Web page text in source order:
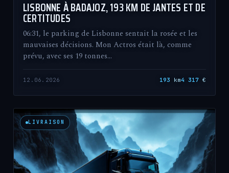
LISBONNE À BADAJOZ, 193 KM DE JANTES ET DE
CERTITUDES
06:31, le parking de Lisbonne sentait la rosée et les
mauvaises décisions. Mon Actros était là, comme
prévu, avec ses 19 tonnes…
12.06.2026 193 km4 317 €
LIVRAISON